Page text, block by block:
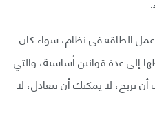
عمل الطاقة في نظام، سواء كان
إلى عدة قوانين أساسية، والتي
تربح، لا يمكنك أن تتعادل، لا